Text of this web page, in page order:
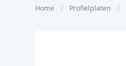
Home Profielplaten